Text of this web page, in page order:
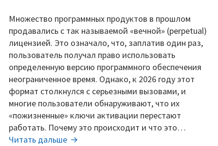
«Вечные»
лицензии
и
почему
старые
ключи
перестают
работать
в
2026
Множество программных продуктов в прошлом
продавались с так называемой «вечной» (perpetual)
лицензией. Это означало, что, заплатив один раз,
пользователь получал право использовать
определенную версию программного обеспечения
неограниченное время. Однако, к 2026 году этот
формат столкнулся с серьезными вызовами, и
многие пользователи обнаруживают, что их
«пожизненные» ключи активации перестают
работать. Почему это происходит и что это…
Читать дальше «Вечные»